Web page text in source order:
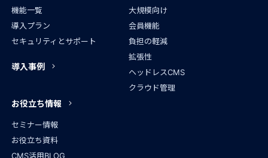
機能一覧
導入プラン
セキュリティとサポート
導入事例
大規模向け
会員機能
負担の軽減
拡張性
ヘッドレスCMS
クラウド管理
お役立ち情報
セミナー情報
お役立ち資料
CMS活用BLOG